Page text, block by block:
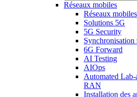
Réseaux mobiles
Réseaux mobiles
Solutions 5G
5G Security
Synchronisation
6G Forward
AI Testing
AIOps
Automated Lab-
RAN
Installation des